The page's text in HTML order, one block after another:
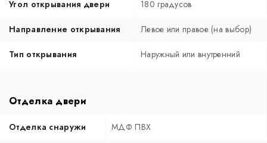
Угол открывания двери 180 градусов
Направление открывания Левое или правое (на выбор)
Тип открывания Наружный или внутренний
Отделка двери
Отделка снаружи МДФ ПВХ